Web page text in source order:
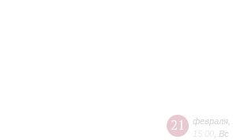
21 февраля
15:00 Вс